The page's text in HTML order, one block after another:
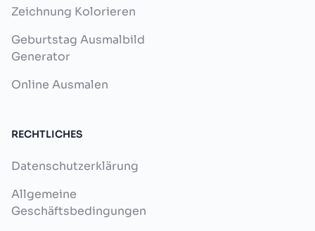
Zeichnung Kolorieren
Geburtstag Ausmalbild
Generator
Online Ausmalen
RECHTLICHES
Datenschutzerklärung
Allgemeine
Geschäftsbedingungen